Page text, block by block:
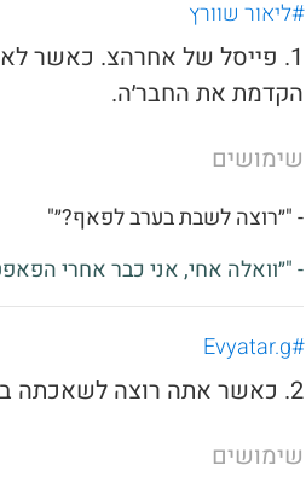
#ליאור שוורץ
1. פייסל של אחרהצ. כאשר
הקדמת את החבר׳ה.
שימושים
- "״רוצה לשבת בערב לפאף?״"
- "״וואלה אחי, אני כבר אחרי
#Evyatar.g
2. כאשר אתה רוצה לשאכתה בצהריים
שימושים